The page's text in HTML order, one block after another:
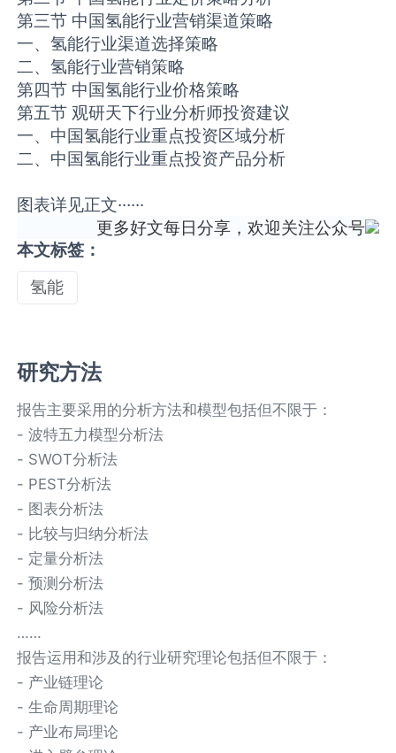
第三节 中国氢能行业营销渠道策略
一、氢能行业渠道选择策略
二、氢能行业营销策略
第四节 中国氢能行业价格策略
第五节 观研天下行业分析师投资建议
一、中国氢能行业重点投资区域分析
二、中国氢能行业重点投资产品分析
图表详见正文······
更多好文每日分享，欢迎关注公众号
本文标签：
氢能
研究方法
报告主要采用的分析方法和模型包括但不限于：
- 波特五力模型分析法
- SWOT分析法
- PEST分析法
- 图表分析法
- 比较与归纳分析法
- 定量分析法
- 预测分析法
- 风险分析法
……
报告运用和涉及的行业研究理论包括但不限于：
- 产业链理论
- 生命周期理论
- 产业布局理论